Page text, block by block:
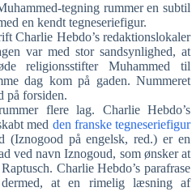
tegning rummer en subtil
en kendt tegneseriefigur.
Charlie Hebdo’s redaktionslokaler
var med stor sandsynlighed, at
religionsstifter Muhammed til
dag kom på gaden. Nummeret
på forsiden.
flere lag. Charlie Hebdo’s
med den franske tegneseriefigur
(Iznogood på engelsk, red.) er en
ved navn Iznogoud, som ønsker at
Charlie Hebdo’s parafrase
dermed, at en rimelig læsning af